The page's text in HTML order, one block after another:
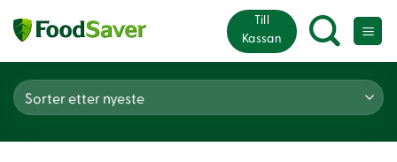
Till
Kassan